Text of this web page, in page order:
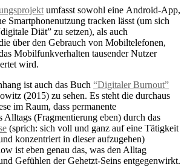
umfasst sowohl eine Android-App,
Smartphonenutzung tracken lässt (um sich
Diät” zu setzen), als auch
über den Gebrauch von Mobiltelefonen,
Mobilfunkverhalten tausender Nutzer
wird.
ist auch das Buch “Digitaler Burnout”
(2015) zu sehen. Es steht die durchaus
im Raum, dass permanente
Alltags (Fragmentierung eben) durch das
(sprich: sich voll und ganz auf eine Tätigkeit
konzentriert in dieser aufzugehen)
ist eben genau das, was den Alltag
Gefühlen der Gehetzt-Seins entgegenwirkt.